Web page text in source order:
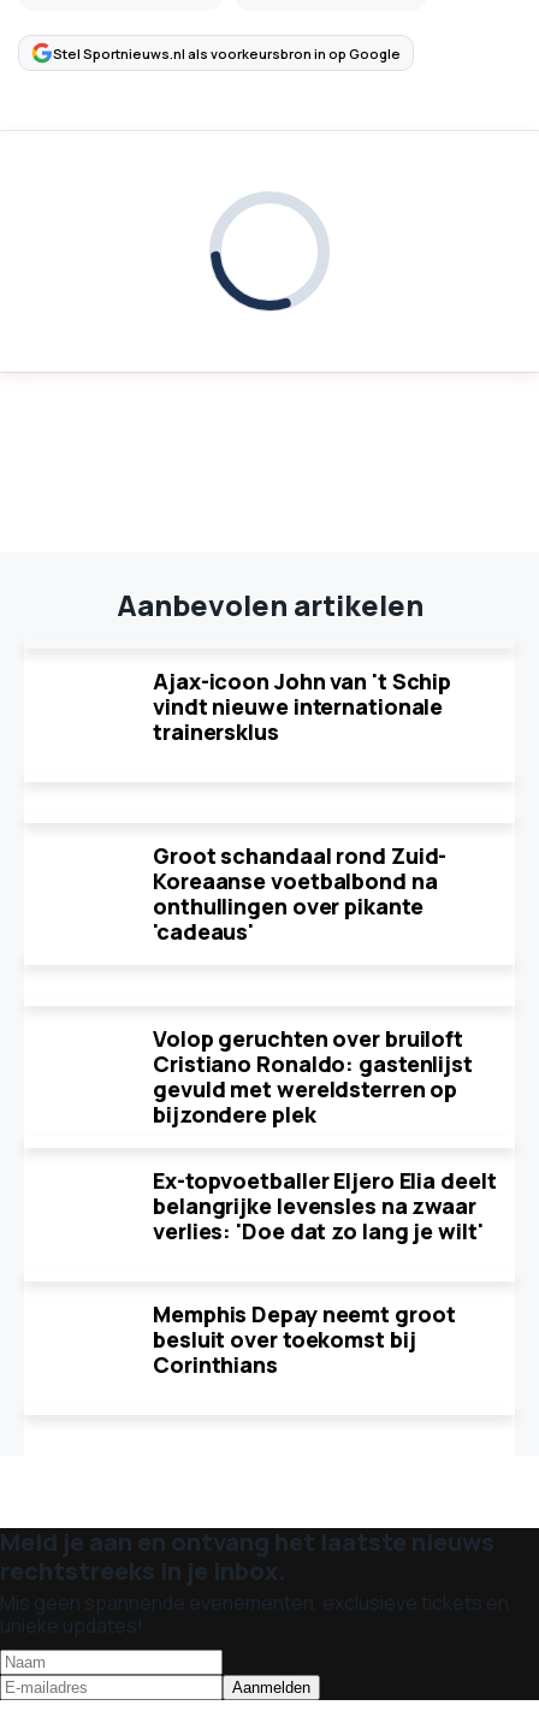
Stel Sportnieuws.nl als voorkeursbron in op Google
Aanbevolen artikelen
Ajax-icoon John van 't Schip
vindt nieuwe internationale
trainersklus
Groot schandaal rond Zuid-
Koreaanse voetbalbond na
onthullingen over pikante
'cadeaus'
Volop geruchten over bruiloft
Cristiano Ronaldo: gastenlijst
gevuld met wereldsterren op
bijzondere plek
Ex-topvoetballer Eljero Elia deelt
belangrijke levensles na zwaar
verlies: 'Doe dat zo lang je wilt'
Memphis Depay neemt groot
besluit over toekomst bij
Corinthians
Meld je aan en ontvang het laatste nieuws
rechtstreeks in je inbox.
Mis geen spannende evenementen, exclusieve tickets en
unieke updates!